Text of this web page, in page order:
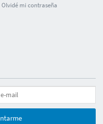
Olvidé mi contraseña